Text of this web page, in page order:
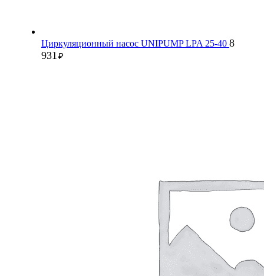
Циркуляционный насос UNIPUMP LPA 25-40 8
931₽